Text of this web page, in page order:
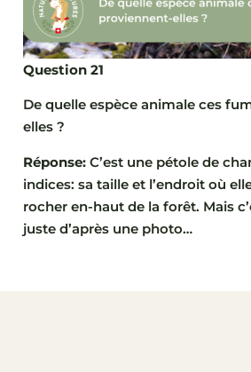
Question 21
De quelle espèce animale ces
elles ?
Réponse: C’est une pétole de
indices: sa taille et l’endroit où
rocher en-haut de la forêt. Mais
juste d’après une photo…